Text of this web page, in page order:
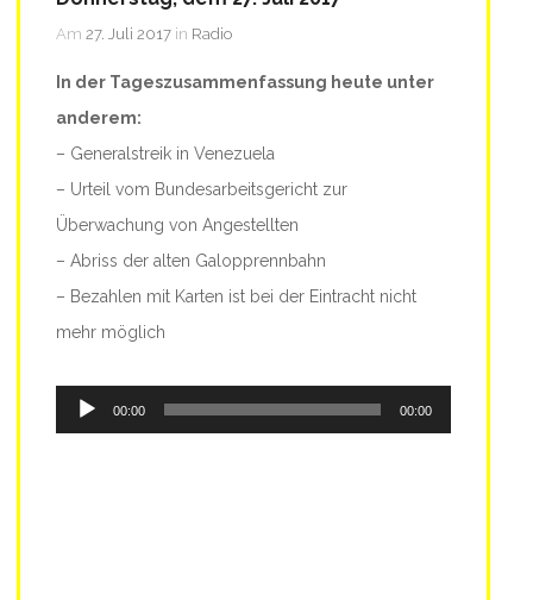
Am 27. Juli 2017 in Radio
In der Tageszusammenfassung heute unter
anderem:
– Generalstreik in Venezuela
– Urteil vom Bundesarbeitsgericht zur
Überwachung von Angestellten
– Abriss der alten Galopprennbahn
– Bezahlen mit Karten ist bei der Eintracht nicht
mehr möglich
Audio-
Player
00:00 00:00